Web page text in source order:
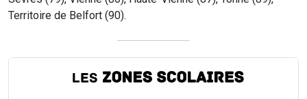
Territoire de Belfort (90).